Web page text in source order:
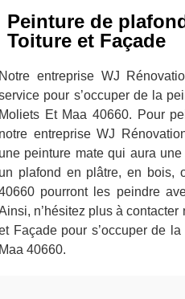
Peinture de
Toiture et Façade
Notre entreprise WJ
pour s’occuper de la
Moliets Et Maa 40660. Pour
notre entreprise WJ
une peinture mate qui aura
un plafond en plâtre, en bois,
pourront les peindre
n’hésitez plus à
Façade pour s’occuper de
Maa 40660.